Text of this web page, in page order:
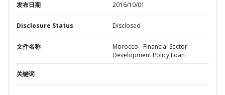
发布日期 2016/10/01
Disclosure Status Disclosed
文件名称
Morocco - Financial Sector
Development Policy Loan
关键词